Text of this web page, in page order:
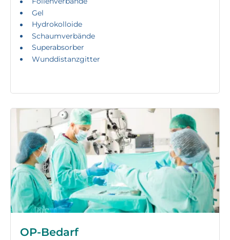
Gel
Hydrokolloide
Schaumverbände
Superabsorber
Wunddistanzgitter
OP-Bedarf